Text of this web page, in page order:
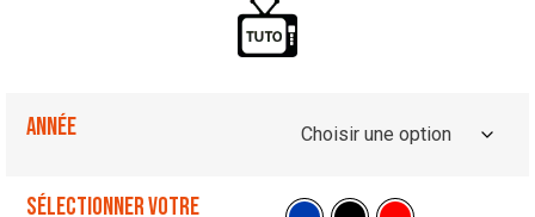
Année
Sélectionner votre